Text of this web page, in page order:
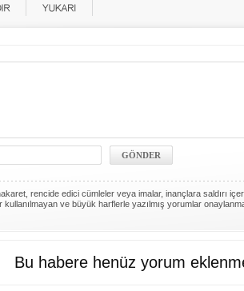
rencide edici cümleler veya imalar, inançlara saldırı
ve büyük harflerle yazılmış yorumlar
Bu habere henüz yorum